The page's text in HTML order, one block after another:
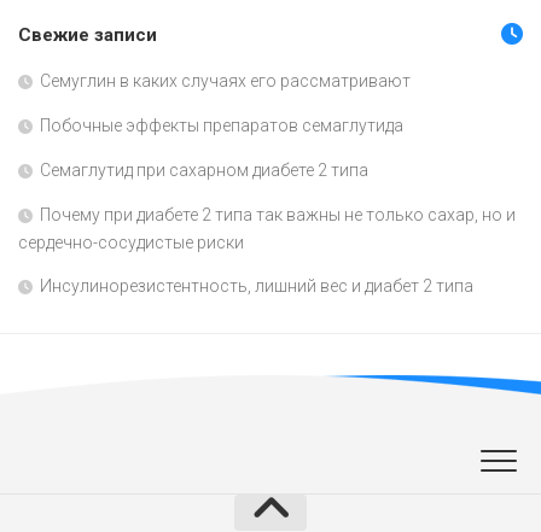
Свежие записи
Семуглин в каких случаях его рассматривают
Побочные эффекты препаратов семаглутида
Семаглутид при сахарном диабете 2 типа
Почему при диабете 2 типа так важны не только сахар, но и
сердечно-сосудистые риски
Инсулинорезистентность, лишний вес и диабет 2 типа